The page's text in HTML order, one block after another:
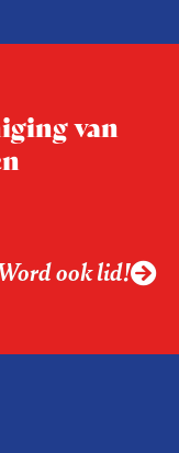
van
ook lid!